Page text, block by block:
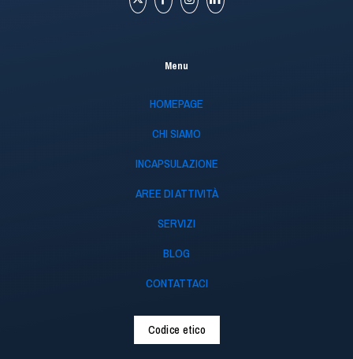
Menu
HOMEPAGE
CHI SIAMO
INCAPSULAZIONE
AREE DI ATTIVITÀ
SERVIZI
BLOG
CONTATTACI
Codice etico